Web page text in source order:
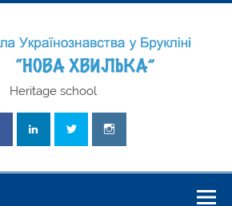
"Нова
Heritage school